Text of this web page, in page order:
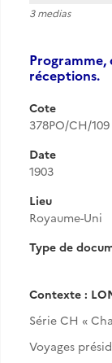
3 medias
réceptions.
Cote
378PO/CH/
Date
1903
Lieu
Royaume-Uni
Type de
Contexte :
Série CH «
Voyages